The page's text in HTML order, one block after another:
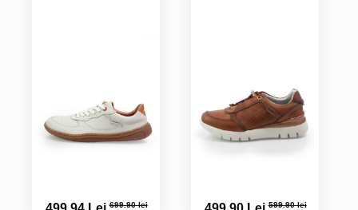
699.90 lei 599.90 lei